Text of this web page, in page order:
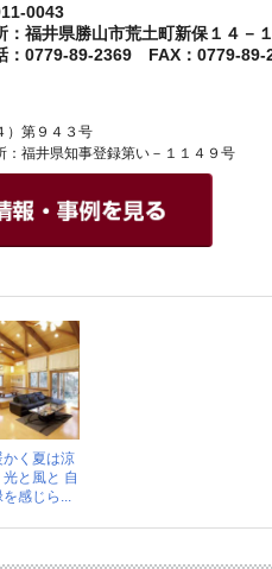
0043
：福井県勝山市荒土町新保１４－
：0779-89-2369 FAX：0779-89-
第９４３号
福井県知事登録第い－１１４９号
かく夏は涼
光と風と 自
感じら...